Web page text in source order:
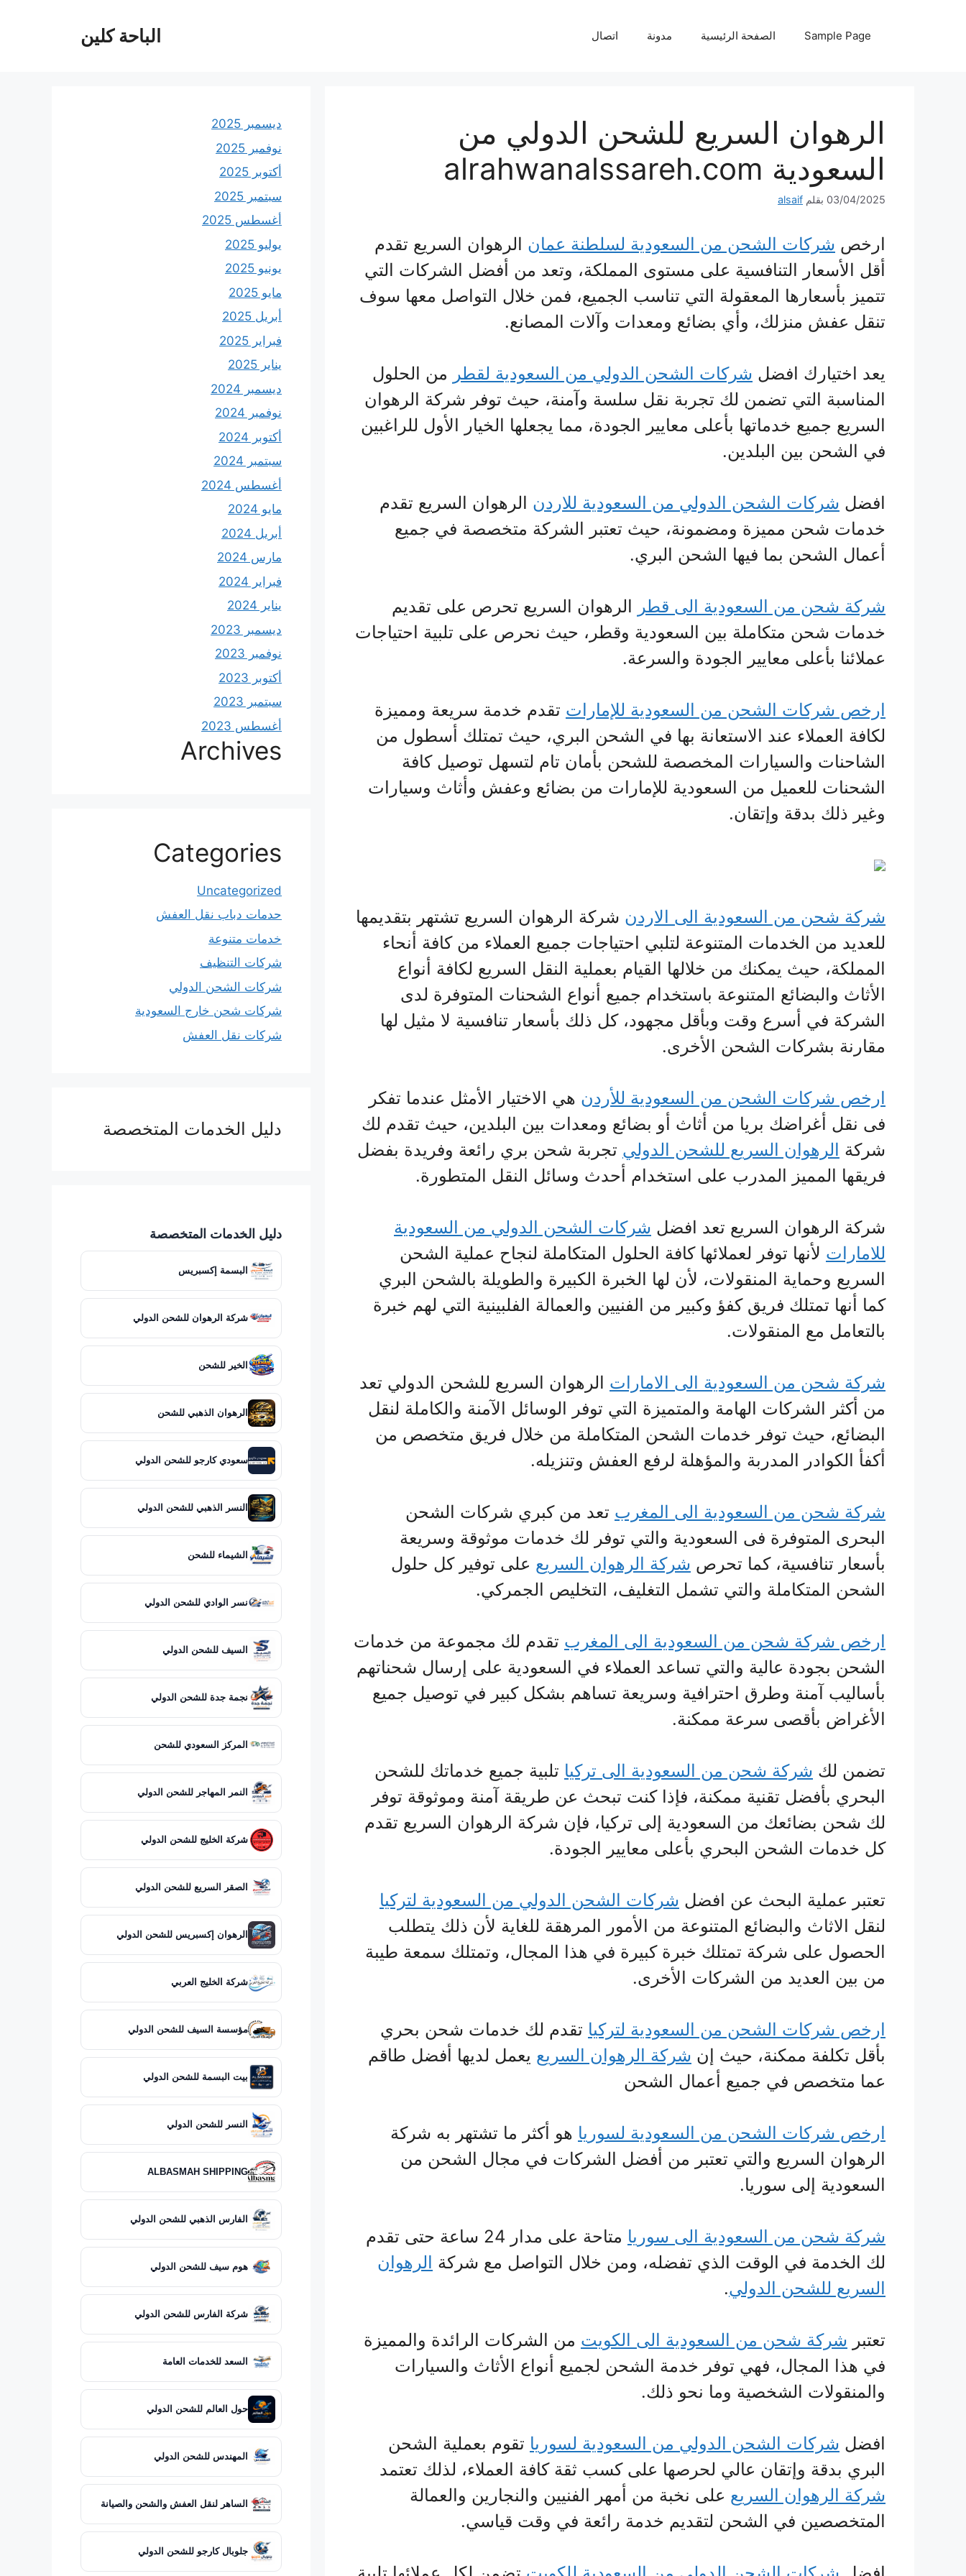
الباحة كلين Sample Page الصفحة الرئيسية مدونة اتصال
الرهوان السريع للشحن الدولي من
السعودية alrahwanalssareh.com
03/04/2025 بقلم alsaif
ارخص شركات الشحن من السعودية لسلطنة عمان الرهوان السريع تقدم
أقل الأسعار التنافسية على مستوى المملكة، وتعد من أفضل الشركات التي
تتميز بأسعارها المعقولة التي تناسب الجميع، فمن خلال التواصل معها سوف
تنقل عفش منزلك، وأي بضائع ومعدات وآلات المصانع.
يعد اختيارك افضل شركات الشحن الدولي من السعودية لقطر من الحلول
المناسبة التي تضمن لك تجربة نقل سلسة وآمنة، حيث توفر شركة الرهوان
السريع جميع خدماتها بأعلى معايير الجودة، مما يجعلها الخيار الأول للراغبين
في الشحن بين البلدين.
افضل شركات الشحن الدولي من السعودية للاردن الرهوان السريع تقدم
خدمات شحن مميزة ومضمونة، حيث تعتبر الشركة متخصصة في جميع
أعمال الشحن بما فيها الشحن البري.
شركة شحن من السعودية الى قطر الرهوان السريع تحرص على تقديم
خدمات شحن متكاملة بين السعودية وقطر، حيث نحرص على تلبية احتياجات
عملائنا بأعلى معايير الجودة والسرعة.
ارخص شركات الشحن من السعودية للإمارات تقدم خدمة سريعة ومميزة
لكافة العملاء عند الاستعانة بها في الشحن البري، حيث تمتلك أسطول من
الشاحنات والسيارات المخصصة للشحن بأمان تام لتسهل توصيل كافة
الشحنات للعميل من السعودية للإمارات من بضائع وعفش وأثاث وسيارات
وغير ذلك بدقة وإتقان.
شركة شحن من السعودية الى الاردن شركة الرهوان السريع تشتهر بتقديمها
للعديد من الخدمات المتنوعة لتلبي احتياجات جميع العملاء من كافة أنحاء
المملكة، حيث يمكنك من خلالها القيام بعملية النقل السريع لكافة أنواع
الأثاث والبضائع المتنوعة باستخدام جميع أنواع الشحنات المتوفرة لدى
الشركة في أسرع وقت وبأقل مجهود، كل ذلك بأسعار تنافسية لا مثيل لها
مقارنة بشركات الشحن الأخرى.
ارخص شركات الشحن من السعودية للأردن هي الاختيار الأمثل عندما تفكر
فى نقل أغراضك بريا من أثاث أو بضائع ومعدات بين البلدين، حيث تقدم لك
شركة الرهوان السريع للشحن الدولي تجربة شحن بري رائعة وفريدة بفضل
فريقها المميز المدرب على استخدام أحدث وسائل النقل المتطورة.
شركة الرهوان السريع تعد افضل شركات الشحن الدولي من السعودية
للامارات لأنها توفر لعملائها كافة الحلول المتكاملة لنجاح عملية الشحن
السريع وحماية المنقولات، لأن لها الخبرة الكبيرة والطويلة بالشحن البري
كما أنها تمتلك فريق كفؤ وكبير من الفنيين والعمالة الفلبينية التي لهم خبرة
بالتعامل مع المنقولات.
شركة شحن من السعودية الى الامارات الرهوان السريع للشحن الدولي تعد
من أكثر الشركات الهامة والمتميزة التي توفر الوسائل الآمنة والكاملة لنقل
البضائع، حيث توفر خدمات الشحن المتكاملة من خلال فريق متخصص من
أكفأ الكوادر المدربة والمؤهلة لرفع العفش وتنزيله.
شركة شحن من السعودية الى المغرب تعد من كبري شركات الشحن
البحرى المتوفرة فى السعودية والتي توفر لك خدمات موثوقة وسريعة
بأسعار تنافسية، كما تحرص شركة الرهوان السريع على توفير كل حلول
الشحن المتكاملة والتي تشمل التغليف، التخليص الجمركي.
ارخص شركة شحن من السعودية الى المغرب تقدم لك مجموعة من خدمات
الشحن بجودة عالية والتي تساعد العملاء في السعودية على إرسال شحناتهم
بأساليب آمنة وطرق احترافية وسريعة تساهم بشكل كبير في توصيل جميع
الأغراض بأقصى سرعة ممكنة.
تضمن لك شركة شحن من السعودية الى تركيا تلبية جميع خدماتك للشحن
البحري بأفضل تقنية ممكنة، فإذا كنت تبحث عن طريقة آمنة وموثوقة توفر
لك شحن بضائعك من السعودية إلى تركيا، فإن شركة الرهوان السريع تقدم
كل خدمات الشحن البحري بأعلى معايير الجودة.
تعتبر عملية البحث عن افضل شركات الشحن الدولي من السعودية لتركيا
لنقل الاثاث والبضائع المتنوعة من الأمور المرهقة للغاية لأن ذلك يتطلب
الحصول على شركة تمتلك خبرة كبيرة في هذا المجال، وتمتلك سمعة طيبة
من بين العديد من الشركات الأخرى.
ارخص شركات الشحن من السعودية لتركيا تقدم لك خدمات شحن بحري
بأقل تكلفة ممكنة، حيث إن شركة الرهوان السريع يعمل لديها أفضل طاقم
عما متخصص في جميع أعمال الشحن
ارخص شركات الشحن من السعودية لسوريا هو أكثر ما تشتهر به شركة
الرهوان السريع والتي تعتبر من أفضل الشركات في مجال الشحن من
السعودية إلى سوريا.
شركة شحن من السعودية الى سوريا
متاحة على مدار 24 ساعة حتى تقدم
لك الخدمة في الوقت الذي تفضله، ومن خلال التواصل مع شركة الرهوان
السريع للشحن الدولي.
تعتبر شركة شحن من السعودية الى الكويت من الشركات الرائدة والمميزة
في هذا المجال، فهي توفر خدمة الشحن لجميع أنواع الأثاث والسيارات
والمنقولات الشخصية وما نحو ذلك.
افضل شركات الشحن الدولي من السعودية لسوريا تقوم بعملية الشحن
البري بدقة وإتقان عالي لحرصها على كسب ثقة كافة العملاء، لذلك تعتمد
شركة الرهوان السريع على نخبة من أمهر الفنيين والنجارين والعمالة
المتخصصين في الشحن لتقديم خدمة رائعة في وقت قياسي.
ديسمبر 2025
نوفمبر 2025
أكتوبر 2025
سبتمبر 2025
أغسطس 2025
يوليو 2025
يونيو 2025
مايو 2025
أبريل 2025
فبراير 2025
يناير 2025
ديسمبر 2024
نوفمبر 2024
أكتوبر 2024
سبتمبر 2024
أغسطس 2024
مايو 2024
أبريل 2024
مارس 2024
فبراير 2024
يناير 2024
ديسمبر 2023
نوفمبر 2023
أكتوبر 2023
سبتمبر 2023
أغسطس 2023
Archives
Categories
Uncategorized
حدمات دباب نقل العفش
خدمات متنوعة
شركات التنظيف
شركات الشحن الدولي
شركات شحن خارج السعودية
شركات نقل العفش
دليل الخدمات المتخصصة
دليل الخدمات المتخصصة
البسمة إكسبريس
شركة الرهوان للشحن الدولي
الخير للشحن
الرهوان الذهبي للشحن
سعودي كارجو للشحن الدولي
النسر الذهبي للشحن الدولي
الشيماء للشحن
نسر الوادي للشحن الدولي
السيف للشحن الدولي
نجمة جدة للشحن الدولي
المركز السعودي للشحن
النمر المهاجر للشحن الدولي
شركة الخليج للشحن الدولي
الصقر السريع للشحن الدولي
الرهوان إكسبريس للشحن الدولي
شركة الخليج العربي
مؤسسة السيف للشحن الدولي
بيت البسمة للشحن الدولي
النسر للشحن الدولي
ALBASMAH SHIPPING
الفارس الذهبي للشحن الدولي
هوم سيف للشحن الدولي
شركة الفارس للشحن الدولي
السعد للخدمات العامة
حول العالم للشحن الدولي
المهندس للشحن الدولي
الساهر لنقل العفش والشحن والصيانة
جلوبال كارجو للشحن الدولي